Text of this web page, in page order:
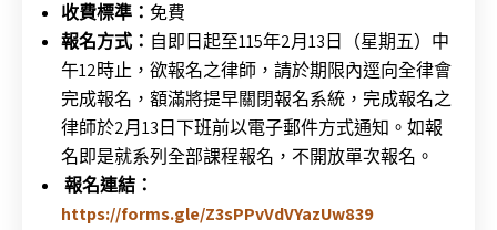
收費標準： 免費
報名方式： 自即日起至115年2月13日（星期五）中
午12時止，欲報名之律師，請於期限內逕向全律會
完成報名，額滿將提早關閉報名系統，完成報名之
律師於2月13日下班前以電子郵件方式通知。如報
名即是就系列全部課程報名，不開放單次報名。
報名連結：
https://forms.gle/Z3sPPvVdVYazUw839